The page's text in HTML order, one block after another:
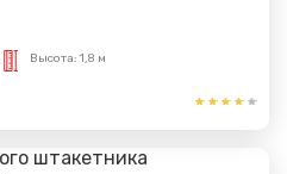
Высота: 1,8 м